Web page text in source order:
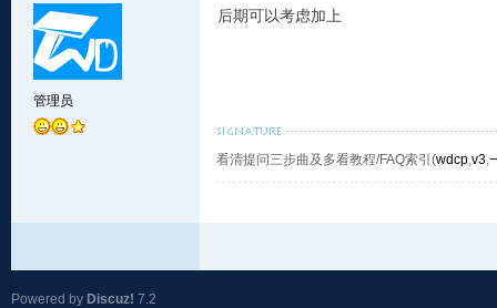
管理员
后期可以考虑加上
看清提问三步曲及多看教程/FAQ索引(wdcp,v3,
Powered by Discuz! 7.2